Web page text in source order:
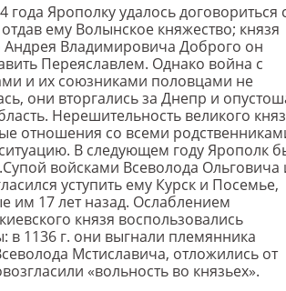
года Ярополку удалось договориться
ему Волынское княжество; князя
Андрея Владимировича Доброго он
Переяславлем. Однако война с
и их союзниками половцами не
они вторгались за Днепр и
Нерешительность великого
отношения со всеми
В следующем году Ярополк
войсками Всеволода Ольговича
уступить ему Курск и Посемье,
им 17 лет назад. Ослаблением
князя воспользовались
в 1136 г. они выгнали племянника
Мстиславича, отложились от
«вольность во князьех».